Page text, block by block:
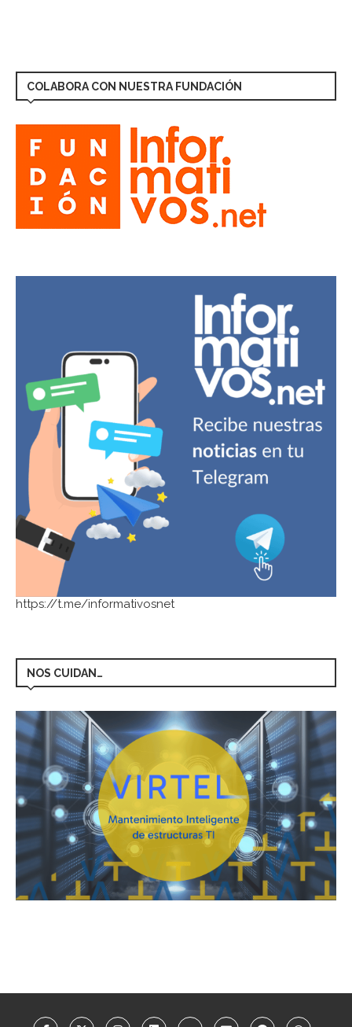
COLABORA CON NUESTRA FUNDACIÓN
https://t.me/informativosnet
NOS CUIDAN…